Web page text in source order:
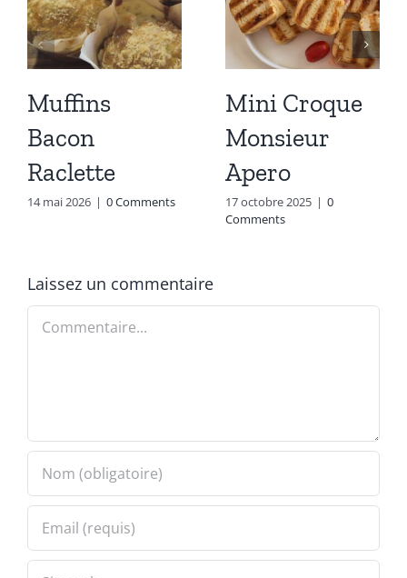
Muffins
Bacon
Raclette
14 mai 2026 | 0 Comments
Mini Croque
Monsieur
Apero
17 octobre 2025 | 0
Comments
Laissez un commentaire
Commentaire